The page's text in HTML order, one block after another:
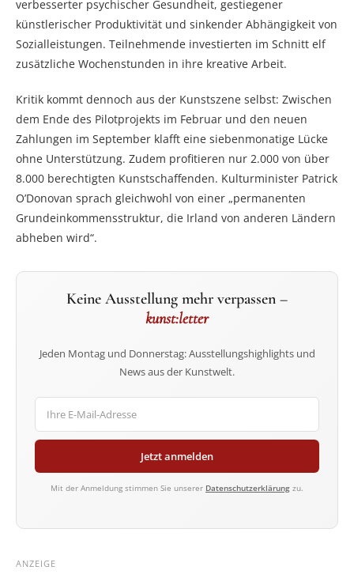
verbesserter psychischer Gesundheit, gestiegener
künstlerischer Produktivität und sinkender Abhängigkeit von
Sozialleistungen. Teilnehmende investierten im Schnitt elf
zusätzliche Wochenstunden in ihre kreative Arbeit.
Kritik kommt dennoch aus der Kunstszene selbst: Zwischen
dem Ende des Pilotprojekts im Februar und den neuen
Zahlungen im September klafft eine siebenmonatige Lücke
ohne Unterstützung. Zudem profitieren nur 2.000 von über
8.000 berechtigten Kunstschaffenden. Kulturminister Patrick
O’Donovan sprach gleichwohl von einer „permanenten
Grundeinkommensstruktur, die Irland von anderen Ländern
abheben wird“.
Keine Ausstellung mehr verpassen –
kunst:letter
Jeden Montag und Donnerstag: Ausstellungshighlights und
News aus der Kunstwelt.
Jetzt anmelden
Mit der Anmeldung stimmen Sie unserer Datenschutzerklärung zu.
ANZEIGE